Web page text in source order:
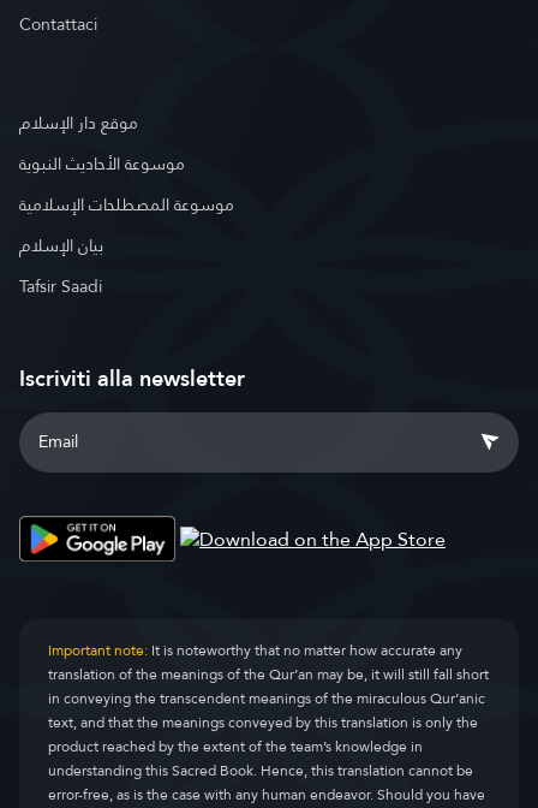
Contattaci
موقع دار الإسلام
موسوعة الأحاديث النبوية
موسوعة المصطلحات الإسلامية
بيان الإسلام
Tafsir Saadi
Iscriviti alla newsletter
Important note:It is noteworthy that no matter how accurate any
translation of the meanings of the Qur’an may be, it will still fall short
in conveying the transcendent meanings of the miraculous Qur’anic
text, and that the meanings conveyed by this translation is only the
product reached by the extent of the team’s knowledge in
understanding this Sacred Book. Hence, this translation cannot be
error-free, as is the case with any human endeavor. Should you have